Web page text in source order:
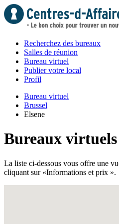
Recherchez des bureaux
Salles de réunion
Bureau virtuel
Publier votre local
Profil
Bureau virtuel
Brussel
Elsene
Bureaux virtuels
La liste ci-dessous vous offre une
cliquant sur «Informations et prix ».